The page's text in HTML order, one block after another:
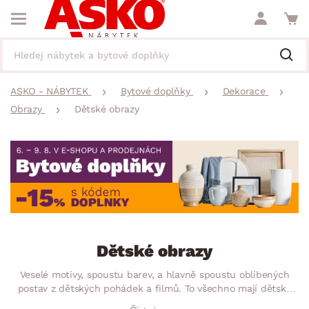
ASKO - NÁBYTEK Bytové doplňky
Dekorace
Obrazy
Dětské obrazy
Dětské obrazy
Veselé motivy, spoustu barev, a hlavně spoustu oblíbených
postav z dětských pohádek a filmů. To všechno mají dětské